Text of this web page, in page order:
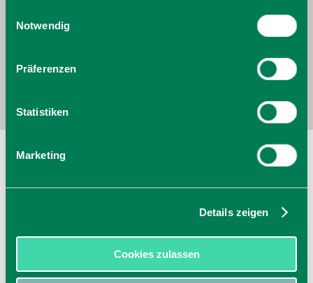
Cookies, wenn Sie unsere Webseite weiterhin nutzen.
Notwendig
Präferenzen
Statistiken
Marketing
Details zeigen
Cookies zulassen
Parkplatz An der Au
83607 Holzkirchen